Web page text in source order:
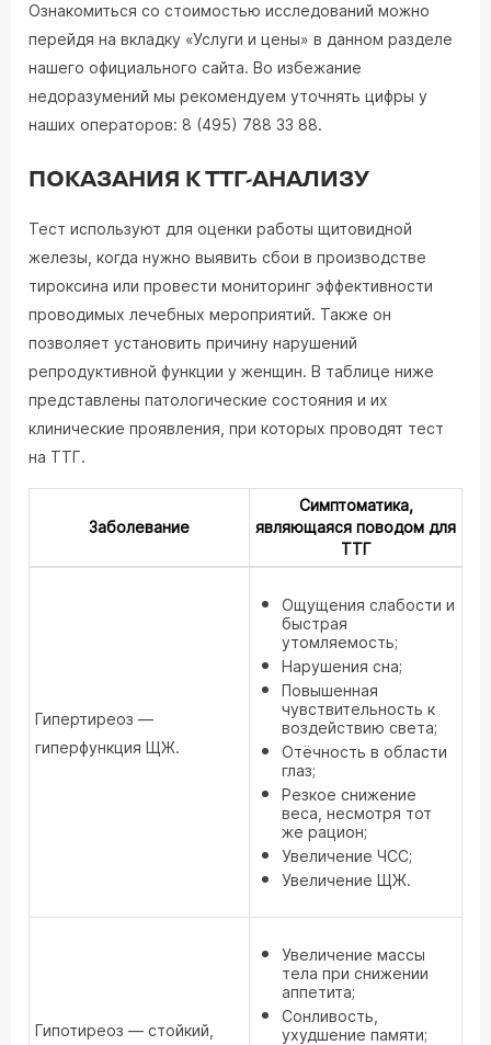
Ознакомиться со стоимостью исследований можно
перейдя на вкладку «Услуги и цены» в данном разделе
нашего официального сайта. Во избежание
недоразумений мы рекомендуем уточнять цифры у
наших операторов: 8 (495) 788 33 88.
ПОКАЗАНИЯ К ТТГ-АНАЛИЗУ
Тест используют для оценки работы щитовидной
железы, когда нужно выявить сбои в производстве
тироксина или провести мониторинг эффективности
проводимых лечебных мероприятий. Также он
позволяет установить причину нарушений
репродуктивной функции у женщин. В таблице ниже
представлены патологические состояния и их
клинические проявления, при которых проводят тест
на ТТГ.
Заболевание
Симптоматика,
являющаяся поводом для
ТТГ
Гипертиреоз —
гиперфункция ЩЖ.
Ощущения слабости и
быстрая
утомляемость;
Нарушения сна;
Повышенная
чувствительность к
воздействию света;
Отёчность в области
глаз;
Резкое снижение
веса, несмотря тот
же рацион;
Увеличение ЧСС;
Увеличение ЩЖ.
Гипотиреоз — стойкий,
Увеличение массы
тела при снижении
аппетита;
Сонливость,
ухудшение памяти;